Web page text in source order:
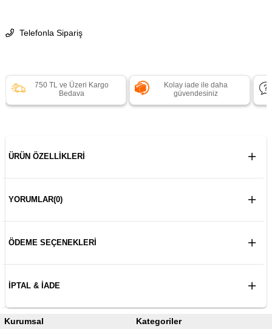
Telefonla Sipariş
750 TL ve Üzeri Kargo
Bedava
Kolay iade ile daha
güvendesiniz
ÜRÜN ÖZELLIKLERI
YORUMLAR(0)
ÖDEME SEÇENEKLERI
İPTAL & İADE
Kurumsal Kategoriler